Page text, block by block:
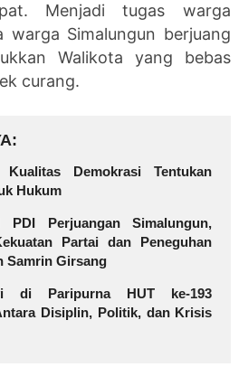
Menjadi tugas warga
warga Simalungun berjuang
Walikota yang bebas
curang.
Demokrasi Tentukan
Hukum
PDI Perjuangan Simalungun,
Partai dan Peneguhan
Samrin Girsang
di Paripurna HUT ke-193